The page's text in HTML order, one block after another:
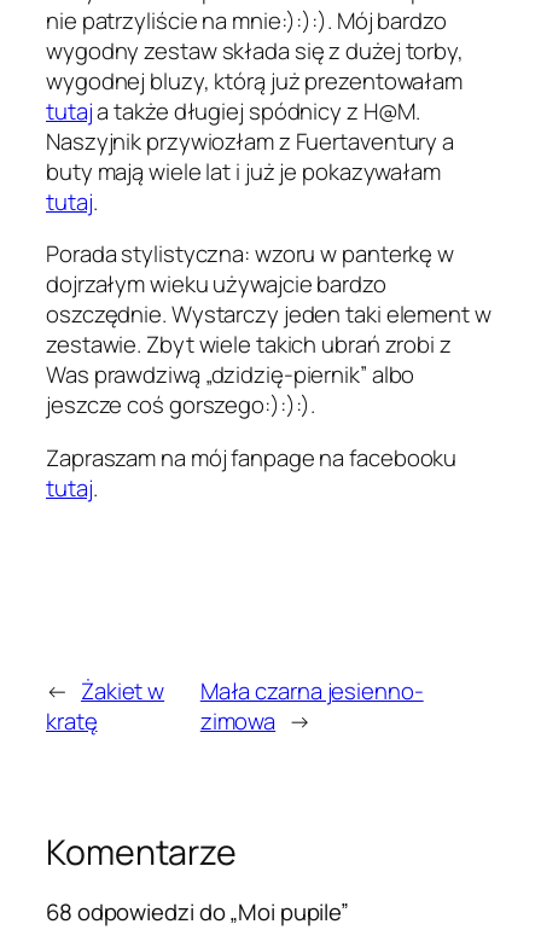
nie patrzyliście na mnie:):):). Mój bardzo
wygodny zestaw składa się z dużej torby,
wygodnej bluzy, którą już prezentowałam
tutaja także długiej spódnicy z H@M.
Naszyjnik przywiozłam z Fuertaventury a
buty mają wiele lat i już je pokazywałam
tutaj.
Porada stylistyczna: wzoru w panterkę w
dojrzałym wieku używajcie bardzo
oszczędnie. Wystarczy jeden taki element w
zestawie. Zbyt wiele takich ubrań zrobi z
Was prawdziwą „dzidzię-piernik” albo
jeszcze coś gorszego:):):).
Zapraszam na mój fanpage na facebooku
tutaj.
← Żakiet w
kratę
Mała czarna jesienno-
zimowa →
Komentarze
68 odpowiedzi do „Moi pupile”